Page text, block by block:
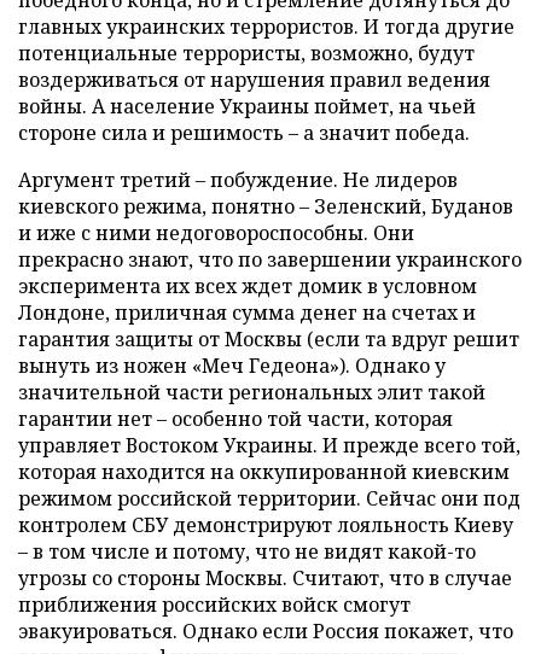
главных украинских террористов. И тогда другие
потенциальные террористы, возможно, будут
воздерживаться от нарушения правил ведения
войны. А население Украины поймет, на чьей
стороне сила и решимость – а значит победа.
Аргумент третий – побуждение. Не лидеров
киевского режима, понятно – Зеленский, Буданов
и иже с ними недоговороспособны. Они
прекрасно знают, что по завершении украинского
эксперимента их всех ждет домик в условном
Лондоне, приличная сумма денег на счетах и
гарантия защиты от Москвы (если та вдруг решит
вынуть из ножен «Меч Гедеона»). Однако у
значительной части региональных элит такой
гарантии нет – особенно той части, которая
управляет Востоком Украины. И прежде всего той,
которая находится на оккупированной киевским
режимом российской территории. Сейчас они под
контролем СБУ демонстрируют лояльность Киеву
– в том числе и потому, что не видят какой-то
угрозы со стороны Москвы. Считают, что в случае
приближения российских войск смогут
эвакуироваться. Однако если Россия покажет, что